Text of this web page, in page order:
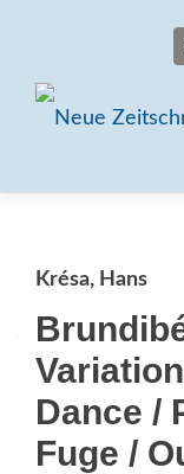
Krésa, Hans
Dance /
Fuge /